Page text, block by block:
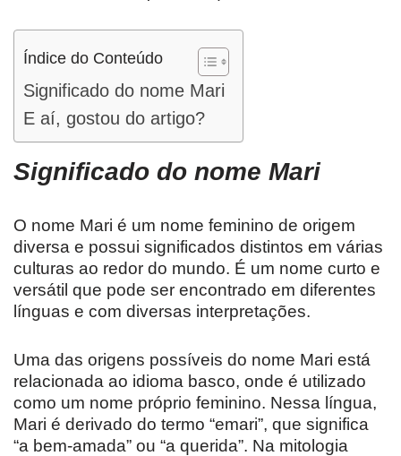
Índice do Conteúdo
Significado do nome Mari
E aí, gostou do artigo?
Significado do nome Mari
O nome Mari é um nome feminino de origem
diversa e possui significados distintos em várias
culturas ao redor do mundo. É um nome curto e
versátil que pode ser encontrado em diferentes
línguas e com diversas interpretações.
Uma das origens possíveis do nome Mari está
relacionada ao idioma basco, onde é utilizado
como um nome próprio feminino. Nessa língua,
Mari é derivado do termo “emari”, que significa
“a bem-amada” ou “a querida”. Na mitologia